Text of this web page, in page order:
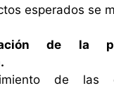
esperados se
de la
de las